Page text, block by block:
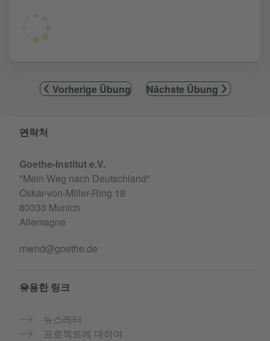
Vorherige Übung Nächste Übung
Service- und Informationsbereich
연락처
Goethe-Institut e.V.
"Mein Weg nach Deutschland"
Oskar-von-Miller-Ring 18
80333 Munich
Allemagne
mwnd@goethe.de
유용한 링크
뉴스레터
프로젝트에 대하여